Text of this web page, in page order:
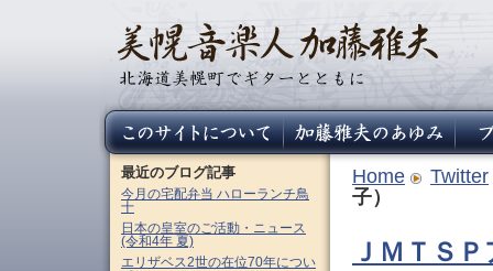
Home
Twitter
子）
ＪＭＴＳ
最近のブログ記事
今月の宅配弁当 ハローランチ鳥
十
日本の皇室のご活動・ニュース
(令和4年 夏)
エリザベス2世の在位70年につい